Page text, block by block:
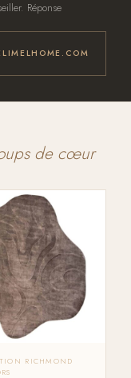
Réponse
de cœur
RICHMOND